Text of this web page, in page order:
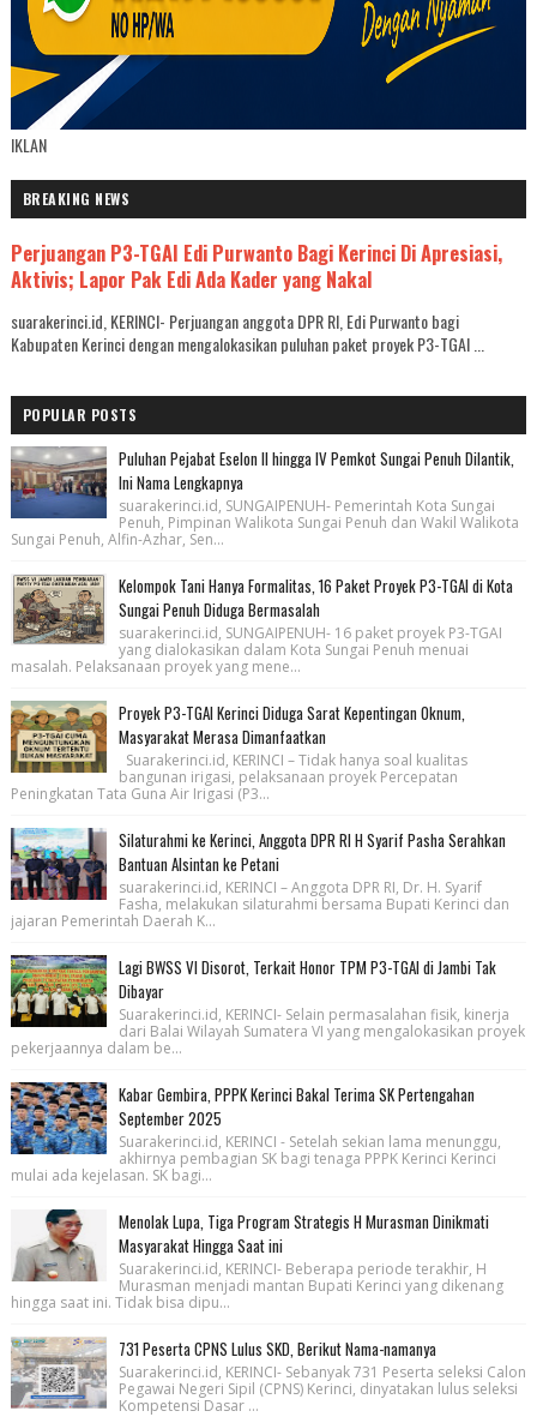
IKLAN
BREAKING NEWS
Perjuangan P3-TGAI Edi Purwanto Bagi Kerinci Di Apresiasi,
Aktivis; Lapor Pak Edi Ada Kader yang Nakal
suarakerinci.id, KERINCI- Perjuangan anggota DPR RI, Edi Purwanto bagi
Kabupaten Kerinci dengan mengalokasikan puluhan paket proyek P3-TGAI ...
POPULAR POSTS
Puluhan Pejabat Eselon II hingga IV Pemkot Sungai Penuh Dilantik,
Ini Nama Lengkapnya
suarakerinci.id, SUNGAIPENUH- Pemerintah Kota Sungai
Penuh, Pimpinan Walikota Sungai Penuh dan Wakil Walikota
Sungai Penuh, Alfin-Azhar, Sen...
Kelompok Tani Hanya Formalitas, 16 Paket Proyek P3-TGAI di Kota
Sungai Penuh Diduga Bermasalah
suarakerinci.id, SUNGAIPENUH- 16 paket proyek P3-TGAI
yang dialokasikan dalam Kota Sungai Penuh menuai
masalah. Pelaksanaan proyek yang mene...
Proyek P3-TGAI Kerinci Diduga Sarat Kepentingan Oknum,
Masyarakat Merasa Dimanfaatkan
Suarakerinci.id, KERINCI – Tidak hanya soal kualitas
bangunan irigasi, pelaksanaan proyek Percepatan
Peningkatan Tata Guna Air Irigasi (P3...
Silaturahmi ke Kerinci, Anggota DPR RI H Syarif Pasha Serahkan
Bantuan Alsintan ke Petani
suarakerinci.id, KERINCI – Anggota DPR RI, Dr. H. Syarif
Fasha, melakukan silaturahmi bersama Bupati Kerinci dan
jajaran Pemerintah Daerah K...
Lagi BWSS VI Disorot, Terkait Honor TPM P3-TGAI di Jambi Tak
Dibayar
Suarakerinci.id, KERINCI- Selain permasalahan fisik, kinerja
dari Balai Wilayah Sumatera VI yang mengalokasikan proyek
pekerjaannya dalam be...
Kabar Gembira, PPPK Kerinci Bakal Terima SK Pertengahan
September 2025
Suarakerinci.id, KERINCI - Setelah sekian lama menunggu,
akhirnya pembagian SK bagi tenaga PPPK Kerinci Kerinci
mulai ada kejelasan. SK bagi...
Menolak Lupa, Tiga Program Strategis H Murasman Dinikmati
Masyarakat Hingga Saat ini
Suarakerinci.id, KERINCI- Beberapa periode terakhir, H
Murasman menjadi mantan Bupati Kerinci yang dikenang
hingga saat ini. Tidak bisa dipu...
731 Peserta CPNS Lulus SKD, Berikut Nama-namanya
Suarakerinci.id, KERINCI- Sebanyak 731 Peserta seleksi Calon
Pegawai Negeri Sipil (CPNS) Kerinci, dinyatakan lulus seleksi
Kompetensi Dasar ...